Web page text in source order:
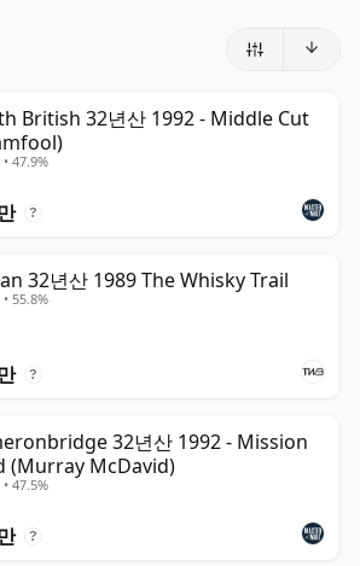
, 더 오래 숙성된 원액이 포함될 수는
간 숙성이 멈추며, 병 안에서 계속 숙
다. 따라서 삼십이년 숙성 위스키는 시
제나 32년 숙성으로 남습니다.
British 32년산 1992 - Middle Cut
47.9%
?
32년산 1989 The Whisky Trail
55.8%
?
32년산 1992 - Mission
(Murray McDavid)
47.5%
?